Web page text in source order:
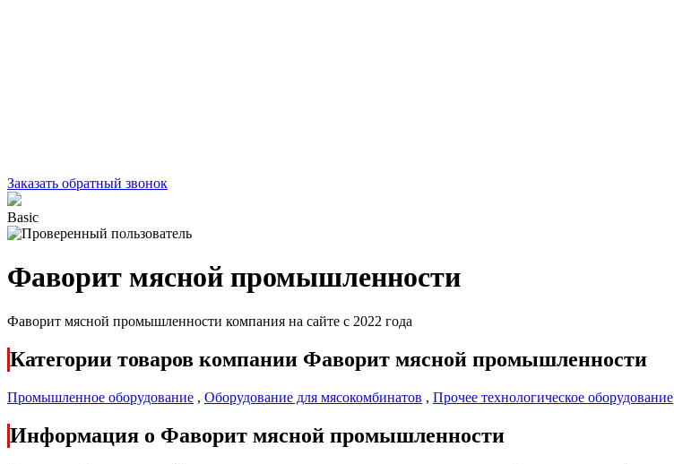
Заказать обратный звонок
Basic
Фаворит мясной промышленности
Фаворит мясной промышленности компания на сайте с 2022 года
Категории товаров компании Фаворит мясной промышленности
Промышленное оборудование , Оборудование для мясокомбинатов , Прочее технологическое оборудование
Информация о Фаворит мясной промышленности